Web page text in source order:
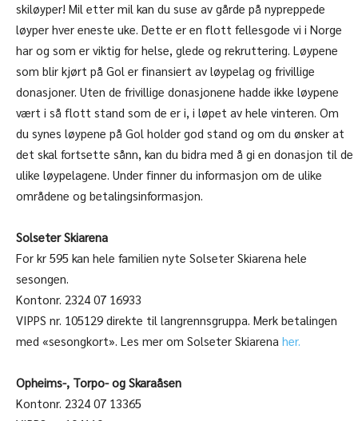
skiløyper! Mil etter mil kan du suse av gårde på nypreppede
løyper hver eneste uke. Dette er en flott fellesgode vi i Norge
har og som er viktig for helse, glede og rekruttering. Løypene
som blir kjørt på Gol er finansiert av løypelag og frivillige
donasjoner. Uten de frivillige donasjonene hadde ikke løypene
vært i så flott stand som de er i, i løpet av hele vinteren. Om
du synes løypene på Gol holder god stand og om du ønsker at
det skal fortsette sånn, kan du bidra med å gi en donasjon til de
ulike løypelagene. Under finner du informasjon om de ulike
områdene og betalingsinformasjon.
Solseter Skiarena
For kr 595 kan hele familien nyte Solseter Skiarena hele
sesongen.
Kontonr. 2324 07 16933
VIPPS nr. 105129 direkte til langrennsgruppa. Merk betalingen
med «sesongkort». Les mer om Solseter Skiarena her.
Opheims-, Torpo- og Skaraåsen
Kontonr. 2324 07 13365